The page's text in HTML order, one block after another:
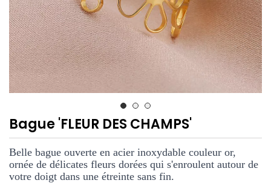
Bague 'FLEUR DES CHAMPS'
Belle bague ouverte en acier inoxydable couleur or,
ornée de délicates fleurs dorées qui s'enroulent autour de
votre doigt dans une étreinte sans fin.